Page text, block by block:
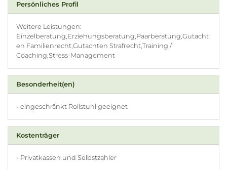
Persönliches Profil
Weitere Leistungen:
Einzelberatung,Erziehungsberatung,Paarberatung,Gutacht
en Familienrecht,Gutachten Strafrecht,Training /
Coaching,Stress-Management
Besonderheit(en)
eingeschränkt Rollstuhl geeignet
Kostenträger
Privatkassen und Selbstzahler